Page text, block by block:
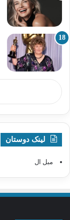
لینک دوستان
مبل ال